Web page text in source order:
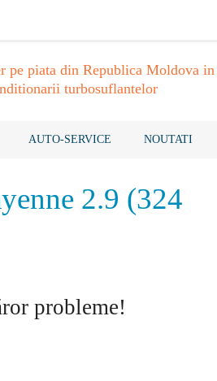
pe piata din Republica Moldova
turbosuflantelor
AUTO-SERVICE NOUTATI
2.9 (324
probleme!